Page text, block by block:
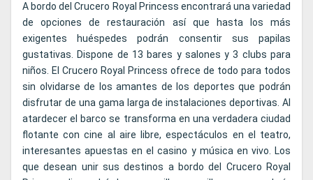
A bordo del Crucero Royal Princess encontrará una variedad
de opciones de restauración así que hasta los más
exigentes huéspedes podrán consentir sus papilas
gustativas. Dispone de 13 bares y salones y 3 clubs para
niños. El Crucero Royal Princess ofrece de todo para todos
sin olvidarse de los amantes de los deportes que podrán
disfrutar de una gama larga de instalaciones deportivas. Al
atardecer el barco se transforma en una verdadera ciudad
flotante con cine al aire libre, espectáculos en el teatro,
interesantes apuestas en el casino y música en vivo. Los
que desean unir sus destinos a bordo del Crucero Royal